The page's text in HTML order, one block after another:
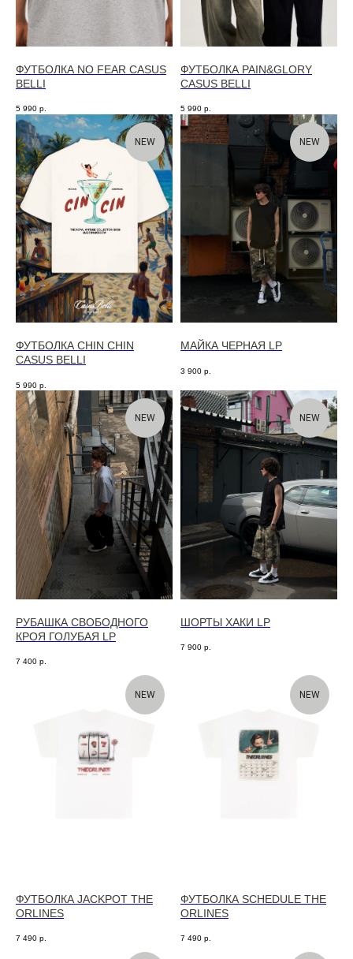
ФУТБОЛКА NO FEAR CASUS
BELLI
5 990 р.
ФУТБОЛКА PAIN&GLORY
CASUS BELLI
5 990 р.
NEW
ФУТБОЛКА CHIN CHIN
CASUS BELLI
5 990 р.
NEW
МАЙКА ЧЕРНАЯ LP
3 900 р.
NEW
РУБАШКА СВОБОДНОГО
КРОЯ ГОЛУБАЯ LP
7 400 р.
NEW
ШОРТЫ ХАКИ LP
7 900 р.
NEW
ФУТБОЛКА JACKPOT THE
ORLINES
7 490 р.
NEW
ФУТБОЛКА SCHEDULE THE
ORLINES
7 490 р.